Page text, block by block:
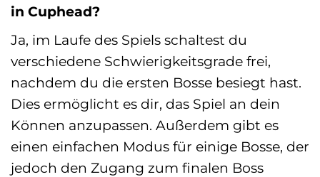
in Cuphead?
Ja, im Laufe des Spiels schaltest du
verschiedene Schwierigkeitsgrade frei,
nachdem du die ersten Bosse besiegt hast.
Dies ermöglicht es dir, das Spiel an dein
Können anzupassen. Außerdem gibt es
einen einfachen Modus für einige Bosse, der
jedoch den Zugang zum finalen Boss